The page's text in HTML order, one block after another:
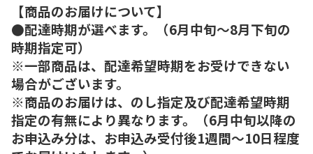
【商品のお届けについて】
●配達時期が選べます。（6月中旬～8月下旬の
時期指定可）
※一部商品は、配達希望時期をお受けできない
場合がございます。
※商品のお届けは、のし指定及び配達希望時期
指定の有無により異なります。（6月中旬以降の
お申込み分は、お申込み受付後1週間～10日程度